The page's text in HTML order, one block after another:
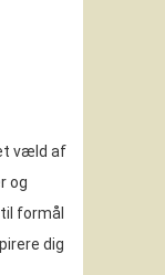
væld af
og
formål
dig